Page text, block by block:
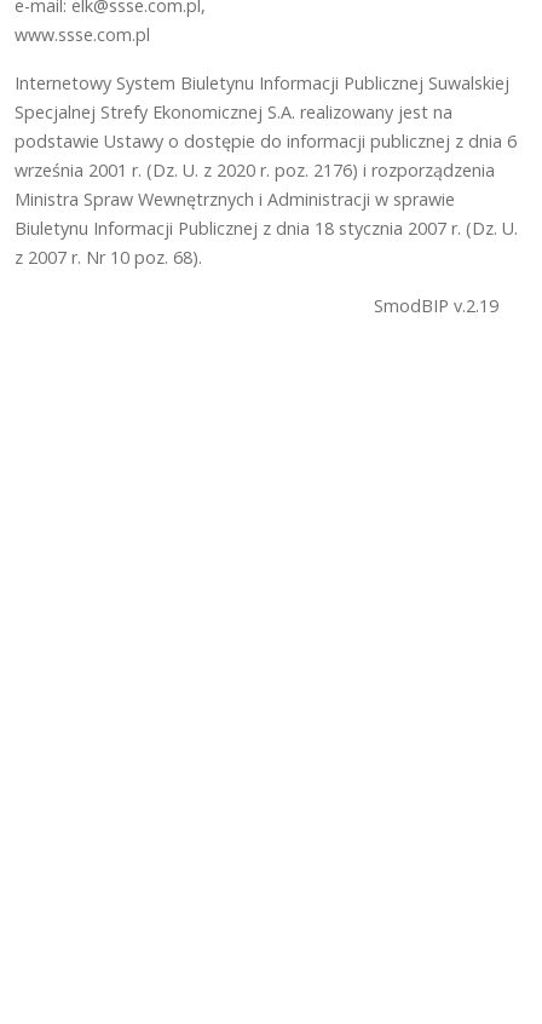
e-mail: elk@ssse.com.pl,
www.ssse.com.pl
Internetowy System Biuletynu Informacji Publicznej Suwalskiej
Specjalnej Strefy Ekonomicznej S.A. realizowany jest na
podstawie Ustawy o dostępie do informacji publicznej z dnia 6
września 2001 r. (Dz. U. z 2020 r. poz. 2176) i rozporządzenia
Ministra Spraw Wewnętrznych i Administracji w sprawie
Biuletynu Informacji Publicznej z dnia 18 stycznia 2007 r. (Dz. U.
z 2007 r. Nr 10 poz. 68).
SmodBIP v.2.19